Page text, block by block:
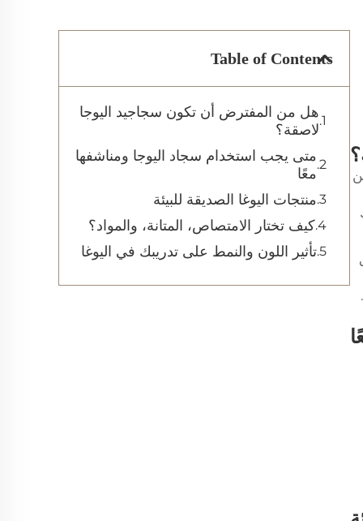
Table of Contents
هل من المفترض أن تكون سجاجيد اليوجا
لاصقة؟
متى يجب استخدام سجاد اليوجا ومناشفها
معًا
منتجات اليوغا الصديقة للبيئة
كيف تختار الامتصاص، المتانة، والمواد؟
تأثير اللون والنمط على تدريبك في اليوغا